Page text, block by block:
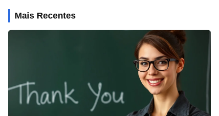
Mais Recentes